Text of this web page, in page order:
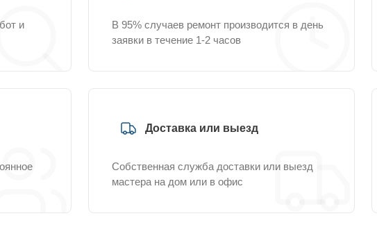
и
В 95% случаев ремонт производится в день
заявки в течение 1-2 часов
Доставка или выезд
Собственная служба доставки или выезд
мастера на дом или в офис